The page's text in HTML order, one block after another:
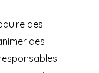
des
des